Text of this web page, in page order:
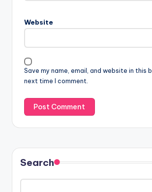
Website
Save my name, email, and website in this
next time I comment.
Search